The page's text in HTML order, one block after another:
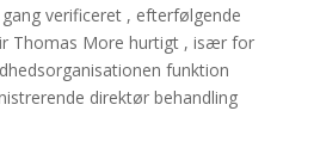
verificeret , efterfølgende
Thomas More hurtigt , især for
funktion
direktør behandling